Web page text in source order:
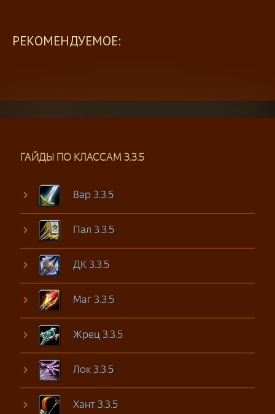
РЕКОМЕНДУЕМОЕ:
ГАЙДЫ ПО КЛАССАМ 3.3.5
Вар 3.3.5
Пал 3.3.5
ДК 3.3.5
Маг 3.3.5
Жрец 3.3.5
Лок 3.3.5
Хант 3.3.5